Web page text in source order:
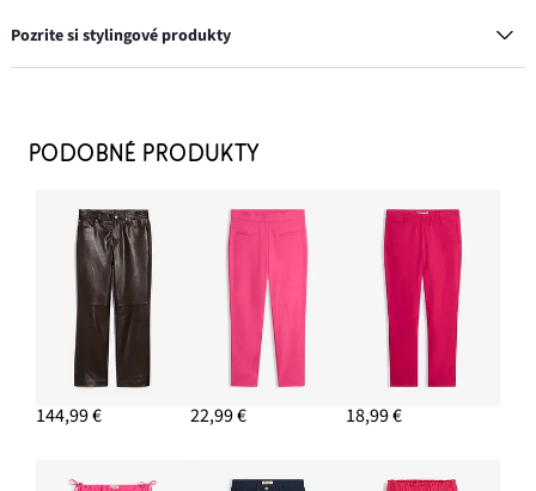
Pozrite si stylingové produkty
15,99 €
Náušnice kruhy
PRIDAŤ DO KOŠÍKA
Top s tenkými ramienkami (2 ks)
PODOBNÉ PRODUKTY
144,99 € 22,99 € 18,99 €